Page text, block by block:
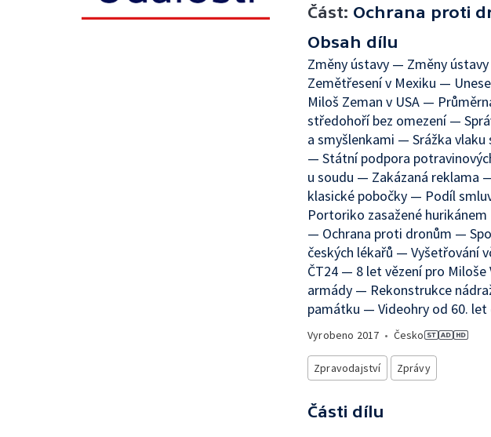
Část: Ochrana proti
Obsah dílu
Změny ústavy — Změny
Zemětřesení v Mexiku —
Miloš Zeman v USA —
středohoří bez omezení —
a smyšlenkami — Srážka
— Státní podpora
u soudu — Zakázaná reklama
klasické pobočky — Podíl
Portoriko zasažené
— Ochrana proti dronům —
českých lékařů — Vyšetřování
ČT24 — 8 let vězení pro
armády — Rekonstrukce
památku — Videohry od 60.
Vyrobeno 2017 • Česko
Zpravodajství Zprávy
Části dílu